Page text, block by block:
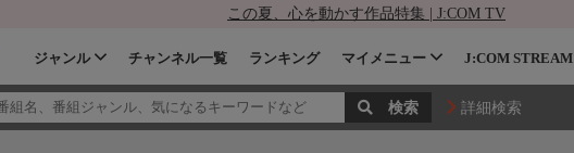
この夏、心を動かす作品特集 | J:COM TV
ジャンル チャンネル一覧 ランキング マイメニュー J:COM STREAM
詳細検索